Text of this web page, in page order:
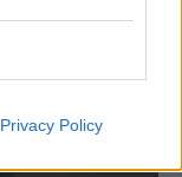
Privacy Policy